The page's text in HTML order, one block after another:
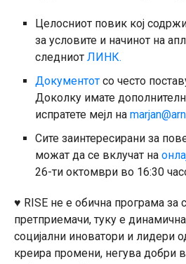
Целосниот повик кој
за условите и начинот на
следниот ЛИНК.
Документот со често
Доколку имате
испратете мејл на
Сите заинтересирани за
можат да се вклучат на
26-ти октомври во 16:30
♥ RISE не е обична програма за
претприемачи, туку е динамична
социјални иноватори и лидери
креира промени, негува добри